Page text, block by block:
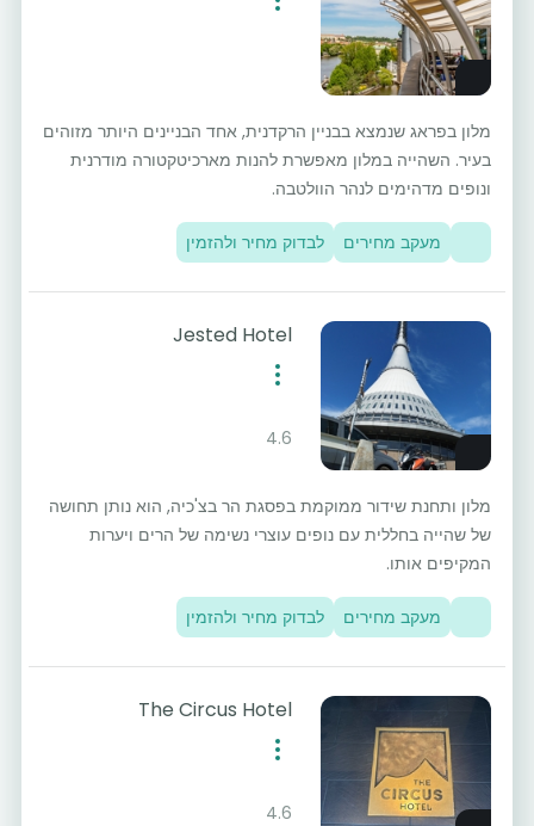
מלון בפראג שנמצא בבניין הרקדנית, אחד הבניינים היותר מזוהים
בעיר. השהייה במלון מאפשרת להנות מארכיטקטורה מודרנית
ונופים מדהימים לנהר הוולטבה.
מעקב מחירים לבדוק מחיר ולהזמין
Jested Hotel
4.6
מלון ותחנת שידור ממוקמת בפסגת הר בצ'כיה, הוא נותן תחושה
של שהייה בחללית עם נופים עוצרי נשימה של הרים ויערות
המקיפים אותו.
מעקב מחירים לבדוק מחיר ולהזמין
The Circus Hotel
4.6